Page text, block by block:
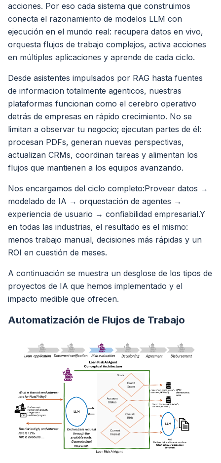
acciones. Por eso cada sistema que construimos
conecta el razonamiento de modelos LLM con
ejecución en el mundo real: recupera datos en vivo,
orquesta flujos de trabajo complejos, activa acciones
en múltiples aplicaciones y aprende de cada ciclo.
Desde asistentes impulsados por RAG hasta fuentes
de informacion totalmente agenticos, nuestras
plataformas funcionan como el cerebro operativo
detrás de empresas en rápido crecimiento. No se
limitan a observar tu negocio; ejecutan partes de él:
procesan PDFs, generan nuevas perspectivas,
actualizan CRMs, coordinan tareas y alimentan los
flujos que mantienen a los equipos avanzando.
Nos encargamos del ciclo completo:Proveer datos →
modelado de IA → orquestación de agentes →
experiencia de usuario → confiabilidad empresarial.Y
en todas las industrias, el resultado es el mismo:
menos trabajo manual, decisiones más rápidas y un
ROI en cuestión de meses.
A continuación se muestra un desglose de los tipos de
proyectos de IA que hemos implementado y el
impacto medible que ofrecen.
Automatización de Flujos de Trabajo